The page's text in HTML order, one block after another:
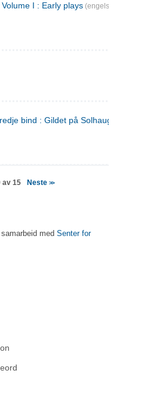
I : Early plays (engelsk)
bind : Gildet på Solhaug ; Olaf
av 15 Neste>>
med Senter for